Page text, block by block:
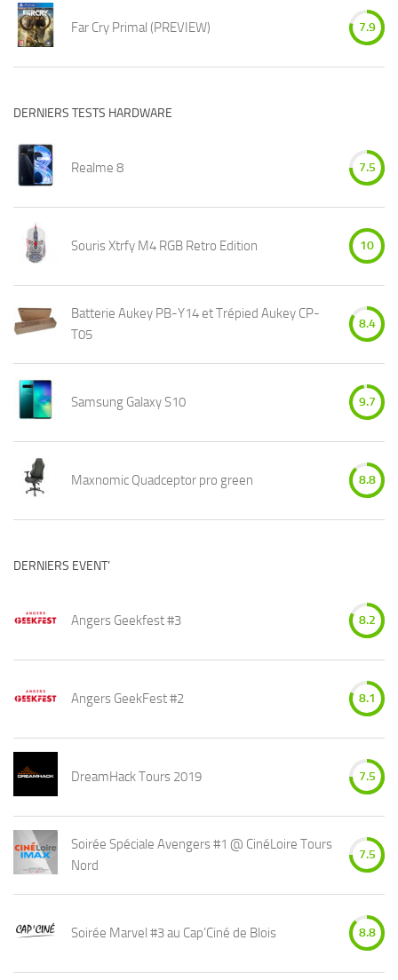
Far Cry Primal (PREVIEW) 7.9
DERNIERS TESTS HARDWARE
Realme 8 7.5
Souris Xtrfy M4 RGB Retro Edition 10
Batterie Aukey PB-Y14 et Trépied Aukey CP-
T05
8.4
Samsung Galaxy S10 9.7
Maxnomic Quadceptor pro green 8.8
DERNIERS EVENT’
Angers Geekfest #3 8.2
Angers GeekFest #2 8.1
DreamHack Tours 2019 7.5
Soirée Spéciale Avengers #1 @ CinéLoire Tours
Nord
7.5
Soirée Marvel #3 au Cap’Ciné de Blois 8.8